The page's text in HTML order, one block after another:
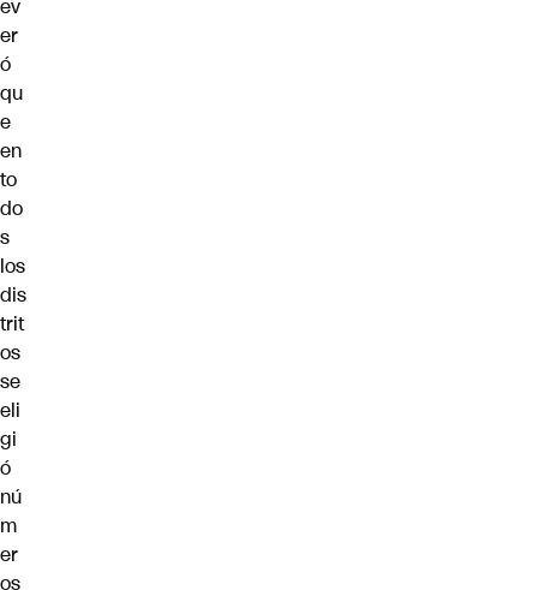
ev
er
ó
qu
e
en
to
do
s
los
dis
trit
os
se
eli
gi
ó
nú
m
er
os